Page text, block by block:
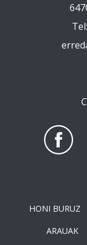
HONI BURUZ
ARAUAK